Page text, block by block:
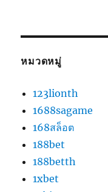
หมวดหมู่
123lionth
1688sagame
168สล็อต
188bet
188betth
1xbet